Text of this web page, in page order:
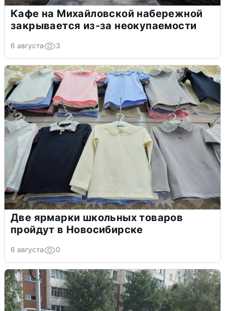
Кафе на Михайловской набережной
закрывается из-за неокупаемости
6 августа 3
Две ярмарки школьных товаров
пройдут в Новосибирске
6 августа 0